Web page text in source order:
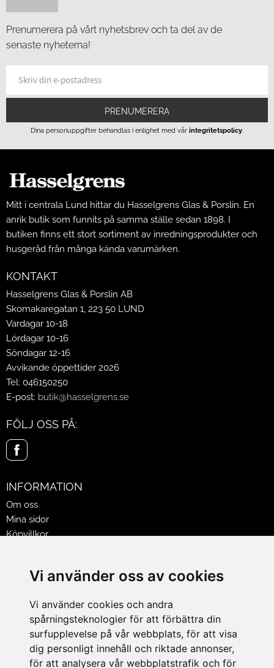
Vi använder oss av cookies
Vi använder cookies och andra
spårningsteknologier för att förbättra din
surfupplevelse på vår webbplats, för att visa
dig personligt innehåll och riktade annonser,
för att analysera vår webbplatstrafik och för
Prenumerera på vårt nyhetsbrev och ta del av de
senaste nyheterna!
PRENUMERERA
Dina personuppgifter behandlas i enlighet med vår integritetspolicy
Mitt i centrala Lund hittar du Hasselgrens Glas & Porslin. En
anrik butik som funnits på samma ställe sedan 1898. I
butiken finns ett stort sortiment av inredningsprodukter och
husgeråd från många kända varumärken.
KONTAKT
Hasselgrens Glas & Porslin AB
Skomakaregatan 1, 223 50 LUND
Vardagar 10-18
Lördagar 10-16
Söndagar 12-16
Avvikande öppettider 2026
Tel: 046150250
E-post: butik@hasselgrens.se
FÖLJ OSS PÅ:
INFORMATION
Om oss
Mina sidor
Köpvillkor
Jobba på Hasselgrens
LEVERANS